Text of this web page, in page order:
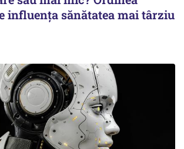
influența sănătatea mai târziu